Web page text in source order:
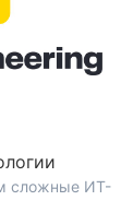
сложные ИТ-